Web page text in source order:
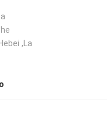
,La